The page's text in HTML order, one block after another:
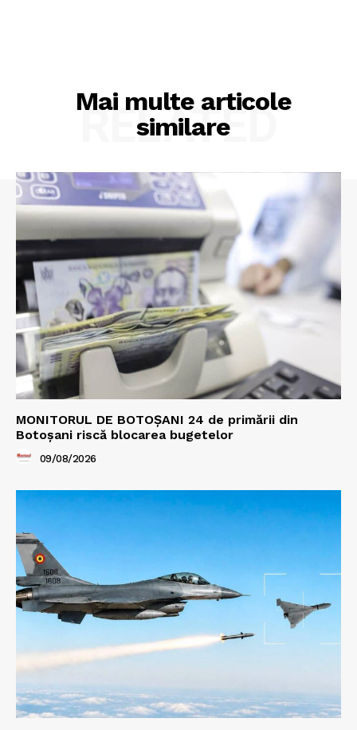
Mai multe articole
similare
RELATED
MONITORUL DE BOTOȘANI 24 de primării din
Botoșani riscă blocarea bugetelor
09/08/2026